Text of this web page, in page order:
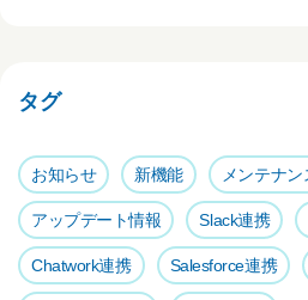
b
o
k
タグ
お知らせ 新機能 メンテナ
アップデート情報 Slack連携
Chatwork連携 Salesforce連携